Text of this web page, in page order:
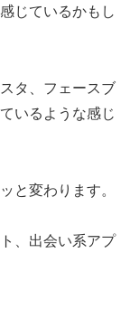
じているかもし
タ、フェースブ
いるような感じ
と変わります。
、出会い系アプ